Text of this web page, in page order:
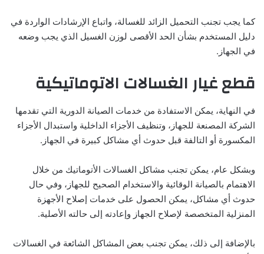
كما يجب تجنب التحميل الزائد للغسالة، واتباع الإرشادات الواردة في
دليل المستخدم بشأن الحد الأقصى لوزن الغسيل الذي يجب وضعه
في الجهاز.
قطع غيار الغسالات الاتوماتيكية
في النهاية، يمكن الاستفادة من خدمات الصيانة الدورية التي تقدمها
الشركة المصنعة للجهاز، وتنظيف الأجزاء الداخلية واستبدال الأجزاء
المكسورة أو التالفة قبل حدوث أي مشاكل كبيرة في الجهاز.
وبشكل عام، يمكن تجنب مشاكل الغسالات الأتوماتيك من خلال
الاهتمام بالصيانة الوقائية والاستخدام الصحيح للجهاز، وفي حال
حدوث أي مشاكل، يمكن الحصول على خدمات إصلاح الأجهزة
المنزلية المتخصصة لإصلاح الجهاز وإعادته إلى حالته الأصلية.
بالإضافة إلى ذلك، يمكن تجنب بعض المشاكل الشائعة في الغسالات